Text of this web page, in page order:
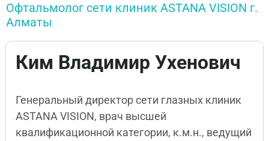
Офтальмолог сети клиник ASTANA VISION г.
Алматы
Ким Владимир Ухенович
Генеральный директор сети глазных клиник
ASTANA VISION, врач высшей
квалификационной категории, к.м.н., ведущий